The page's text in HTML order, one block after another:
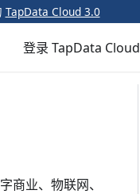
TapData Cloud 3.0
登录 TapData Cloud
商业、物联网、